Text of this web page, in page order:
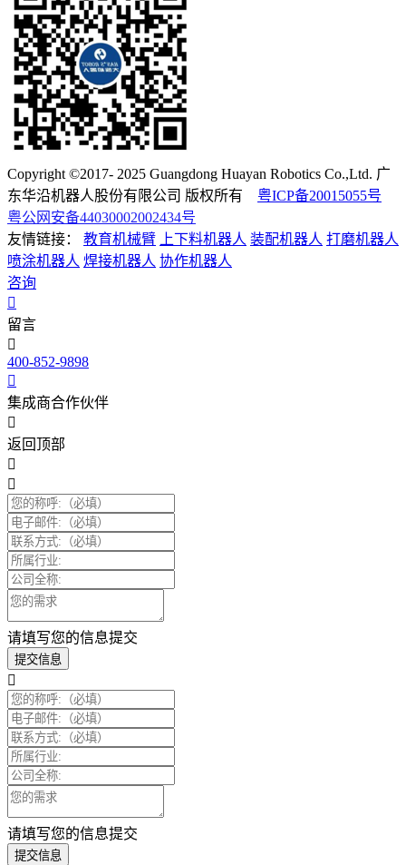
Copyright ©2017- 2025 Guangdong Huayan Robotics Co.,Ltd. 广
东华沿机器人股份有限公司 版权所有 粤ICP备20015055号
粤公网安备44030002002434号
友情链接：
教育机械臂 上下料机器人 装配机器人 打磨机器人
喷涂机器人 焊接机器人 协作机器人
咨询
留言
400-852-9898
集成商合作伙伴
返回顶部
请填写您的信息提交
提交信息
请填写您的信息提交
提交信息